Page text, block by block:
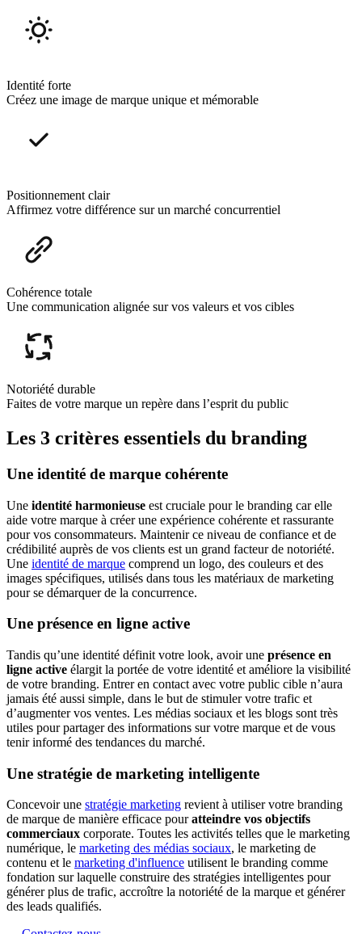
Identité forte
Créez une image de marque unique et mémorable
Positionnement clair
Affirmez votre différence sur un marché concurrentiel
Cohérence totale
Une communication alignée sur vos valeurs et vos cibles
Notoriété durable
Faites de votre marque un repère dans l’esprit du public
Les 3 critères essentiels du branding
Une identité de marque cohérente
Une identité harmonieuse est cruciale pour le branding car elle
aide votre marque à créer une expérience cohérente et rassurante
pour vos consommateurs. Maintenir ce niveau de confiance et de
crédibilité auprès de vos clients est un grand facteur de notoriété.
Une identité de marque comprend un logo, des couleurs et des
images spécifiques, utilisés dans tous les matériaux de marketing
pour se démarquer de la concurrence.
Une présence en ligne active
Tandis qu’une identité définit votre look, avoir une présence en
ligne active élargit la portée de votre identité et améliore la visibilité
de votre branding. Entrer en contact avec votre public cible n’aura
jamais été aussi simple, dans le but de stimuler votre trafic et
d’augmenter vos ventes. Les médias sociaux et les blogs sont très
utiles pour partager des informations sur votre marque et de vous
tenir informé des tendances du marché.
Une stratégie de marketing intelligente
Concevoir une stratégie marketing revient à utiliser votre branding
de marque de manière efficace pouratteindre vos objectifs
commerciaux corporate. Toutes les activités telles que le marketing
numérique, le marketing des médias sociaux, le marketing de
contenu et le marketing d'influence utilisent le branding comme
fondation sur laquelle construire des stratégies intelligentes pour
générer plus de trafic, accroître la notoriété de la marque et générer
des leads qualifiés.